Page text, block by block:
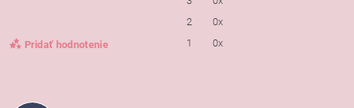
Pridať hodnotenie
2
0x
1
0x